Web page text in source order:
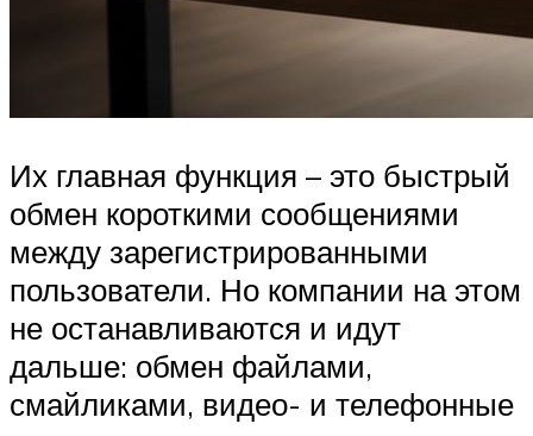
Их главная функция – это быстрый
обмен короткими сообщениями
между зарегистрированными
пользователи. Но компании на этом
не останавливаются и идут
дальше: обмен файлами,
смайликами, видео- и телефонные